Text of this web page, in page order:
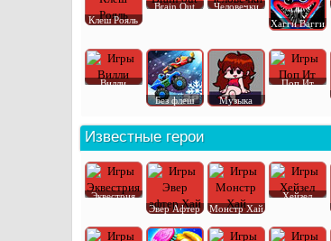
Клеш Рояль
Brain Out
Человечки
Хагги Вагги
Вилли
Без флеш
Музыка
Поп Ит
Известные герои
Эквестрия
Эвер Афтер
Монстр Хай
Хейзел